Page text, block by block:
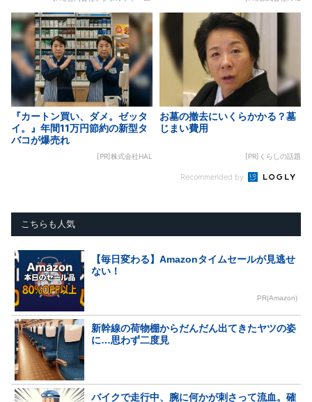
『カートン買い、ダメ。ゼッタ
イ。』年間11万円節約の新型タ
バコが爆売れ
[PR]株式会社HAL
お墓の撤去にいくらかかる？墓
じまい費用
[PR]くらしの話題
Recommended by
こちらも人気
【毎日変わる】Amazonタイムセールが見逃せ
ない！
PR(Amazon)
新幹線の荷物棚からだんだん出てきたヤツの姿
に…思わず二度見
バイクで走行中、腕に何かが刺さって流血。確